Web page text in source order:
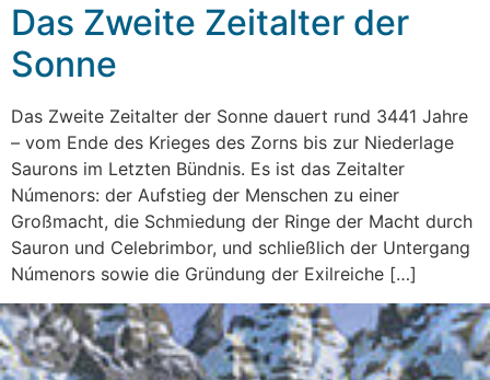
Das Zweite Zeitalter der
Sonne
Das Zweite Zeitalter der Sonne dauert rund 3441 Jahre
– vom Ende des Krieges des Zorns bis zur Niederlage
Saurons im Letzten Bündnis. Es ist das Zeitalter
Númenors: der Aufstieg der Menschen zu einer
Großmacht, die Schmiedung der Ringe der Macht durch
Sauron und Celebrimbor, und schließlich der Untergang
Númenors sowie die Gründung der Exilreiche […]